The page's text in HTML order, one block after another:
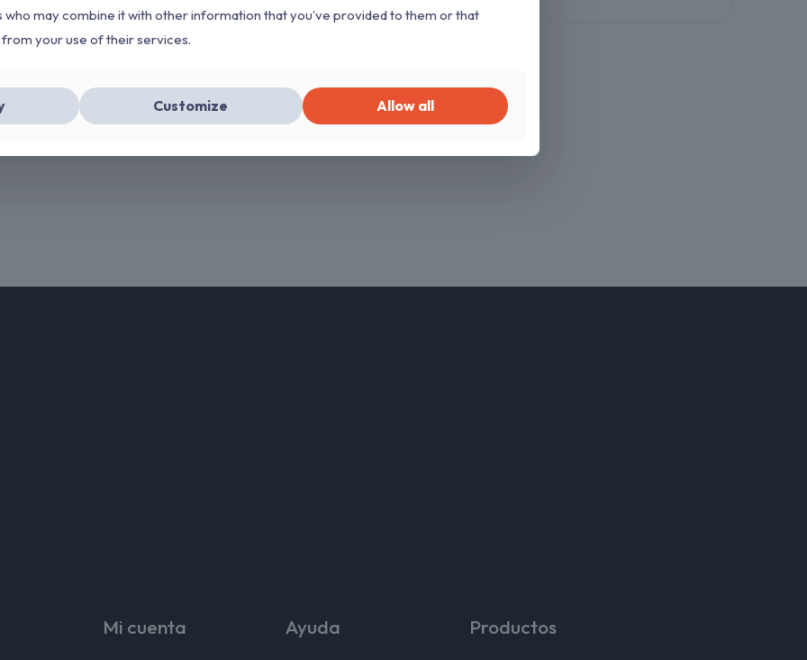
Mi cuenta Ayuda Productos
who may combine it with other information that you’ve provided to them or that
your use of their services.
Customize Allow all